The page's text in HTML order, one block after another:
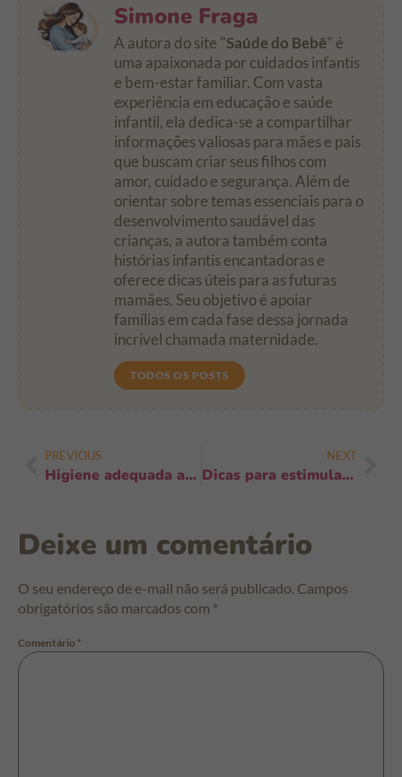
Simone Fraga
A autora do site "Saúde do Bebê" é
uma apaixonada por cuidados infantis
e bem-estar familiar. Com vasta
experiência em educação e saúde
infantil, ela dedica-se a compartilhar
informações valiosas para mães e pais
que buscam criar seus filhos com
amor, cuidado e segurança. Além de
orientar sobre temas essenciais para o
desenvolvimento saudável das
crianças, a autora também conta
histórias infantis encantadoras e
oferece dicas úteis para as futuras
mamães. Seu objetivo é apoiar
famílias em cada fase dessa jornada
incrível chamada maternidade.
TODOS OS POSTS
PREVIOUS
Higiene adequada ao trocar fraldas fora de casa: 12 truques rápidos e confiáveis
NEXT
Dicas para estimular o apetite do bebê: 14 estratégias simples e eficazes
Deixe um comentário
O seu endereço de e-mail não será publicado. Campos
obrigatórios são marcados com *
Comentário *